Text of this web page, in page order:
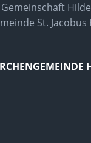
St. Jacobus